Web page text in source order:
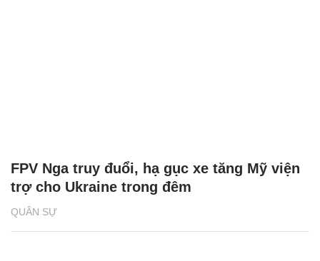
QUÂN SỰ
FPV Nga truy đuổi, hạ gục xe tăng Mỹ viện
trợ cho Ukraine trong đêm